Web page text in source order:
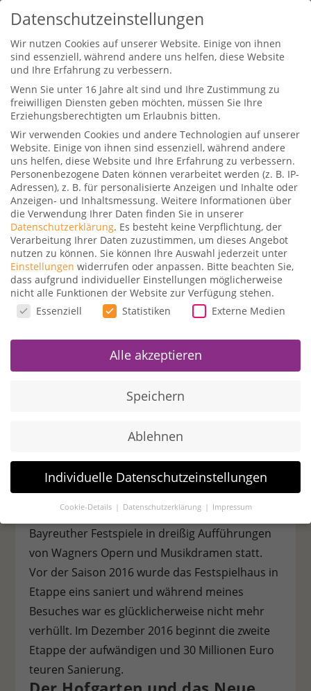
Bayreuth VLOG Tag 2
Gepostet vonStefan|10. September 2016|0
|
Mein zweiter Tag in Bayreuth
und diesmal bleibe ich in der
Stadt
Morgens am Festspielhaus
Da im August Festspiele sind, versuche ich
möglichst früh am Morgen am Festspielhaus zu
sein. Zwar ist es unter der Woche, das macht
den Besuchern und Touristen jedoch wenig aus.
Sonnenlicht steht ideal. Ein angekündigter Flug
find beginnen. Eins der bekanntesten Gebäude
Bayreuth. Als Alleinstellungsmerkmal des
Opernhauses zählt die weltweit beste
Akustik. Jährlich finden dort im Sommer die
Bayreuther Festspiele in dreißig Aufführungen
von Wagners Opern und Musikdramen statt.
Vor der Saison 2016 wurde das Festspielhaus in
Etappe eins saniert und während meines
Besuches war es glücklicherweise nicht mehr
verhüllt. Im Dezember 2016 beginnt die zweite
Etappe der aufwändigen und 30 Millionen Euro
teuren Sanierung.
Datenschutzeinstellungen
Wir nutzen Cookies auf unserer Website. Einige von ihnen
sind essenziell, während andere uns helfen, diese Website
und Ihre Erfahrung zu verbessern.
Wenn Sie unter 16 Jahre alt sind und Ihre Zustimmung zu
freiwilligen Diensten geben möchten, müssen Sie Ihre
Erziehungsberechtigten um Erlaubnis bitten.
Wir verwenden Cookies und andere Technologien auf unserer
Website. Einige von ihnen sind essenziell, während andere
uns helfen, diese Website und Ihre Erfahrung zu verbessern.
Personenbezogene Daten können verarbeitet werden (z. B. IP-
Adressen), z. B. für personalisierte Anzeigen und Inhalte oder
Anzeigen- und Inhaltsmessung. Weitere Informationen über
die Verwendung Ihrer Daten finden Sie in unserer
Datenschutzerklärung. Es besteht keine Verpflichtung, der
Verarbeitung Ihrer Daten zuzustimmen, um dieses Angebot
nutzen zu können. Sie können Ihre Auswahl jederzeit unter
Einstellungen widerrufen oder anpassen. Bitte beachten Sie,
dass aufgrund individueller Einstellungen möglicherweise
nicht alle Funktionen der Website zur Verfügung stehen.
Datenschutzeinstellungen
Essenziell Statistiken Externe Medien
Alle akzeptieren
Speichern
Ablehnen
Individuelle Datenschutzeinstellungen
Cookie-Details Datenschutzerklärung Impressum
Datenschutzeinstellungen
Wenn Sie unter 16 Jahre alt sind und Ihre Zustimmung zu
freiwilligen Diensten geben möchten, müssen Sie Ihre
Erziehungsberechtigten um Erlaubnis bitten.
Wir verwenden Cookies und andere Technologien auf unserer
Website. Einige von ihnen sind essenziell, während andere
uns helfen, diese Website und Ihre Erfahrung zu verbessern.
Personenbezogene Daten können verarbeitet werden (z. B. IP-
Adressen), z. B. für personalisierte Anzeigen und Inhalte oder
Anzeigen- und Inhaltsmessung. Weitere Informationen über
die Verwendung Ihrer Daten finden Sie in unserer
Datenschutzerklärung. Es besteht keine Verpflichtung, der